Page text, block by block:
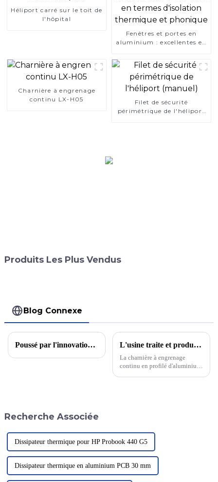
Héliport carré sur le toit de
l'hôpital
Fenêtres et portes en
aluminium : excellentes en
Charnière à engrenage
continu LX-H05
Filet de sécurité
périmétrique de l'héliport
Produits Les Plus Vendus
Blog Connexe
Poussé par l'innovation, à la tête d'une nouvelle ère de production industrielle d'aluminium L'usine traite et produit de grandes quantités de charnières à engrenages continus.
La charnière à engrenage
continu en profilé d'aluminium
Recherche Associée
Dissipateur thermique pour HP Probook 440 G5
Dissipateur thermique en aluminium PCB 30 mm